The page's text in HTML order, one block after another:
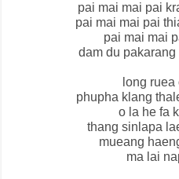
pai mai mai pai
pai mai mai pai
pai mai mai
dam du
long
phupha klang
o la he fa
thang sinlapa
mueang
ma lai